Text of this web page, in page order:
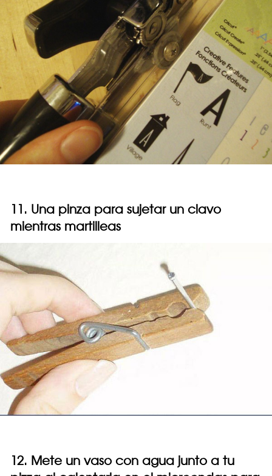
11. Una pinza para sujetar un clavo
mientras martilleas
12. Mete un vaso con agua junto a tu